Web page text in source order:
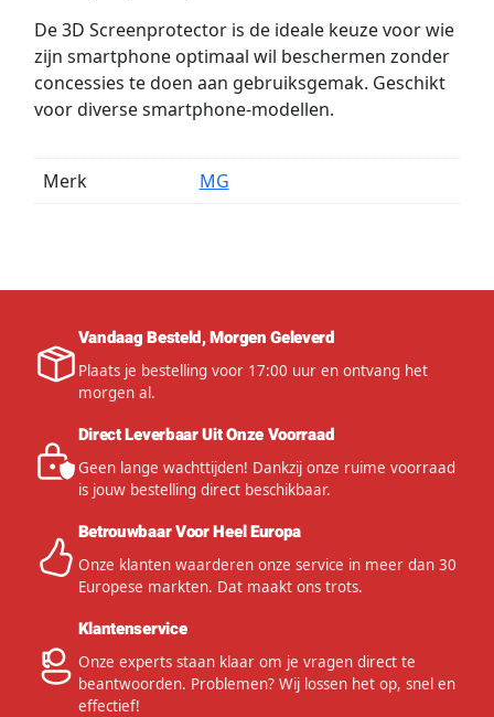
De 3D Screenprotector is de ideale keuze voor wie
zijn smartphone optimaal wil beschermen zonder
concessies te doen aan gebruiksgemak. Geschikt
voor diverse smartphone-modellen.
Merk MG
Vandaag Besteld, Morgen Geleverd
Plaats je bestelling voor 17:00 uur en ontvang het
morgen al.
Direct Leverbaar Uit Onze Voorraad
Geen lange wachttijden! Dankzij onze ruime voorraad
is jouw bestelling direct beschikbaar.
Betrouwbaar Voor Heel Europa
Onze klanten waarderen onze service in meer dan 30
Europese markten. Dat maakt ons trots.
Klantenservice
Onze experts staan klaar om je vragen direct te
beantwoorden. Problemen? Wij lossen het op, snel en
effectief!